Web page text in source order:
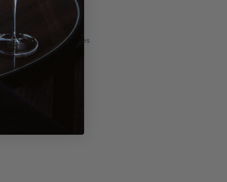
sicher sein, dass wir alles